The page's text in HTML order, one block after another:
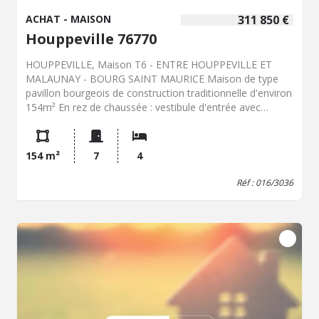
311 850 €
ACHAT - MAISON
Houppeville 76770
HOUPPEVILLE, Maison T6 - ENTRE HOUPPEVILLE ET
MALAUNAY - BOURG SAINT MAURICE Maison de type
pavillon bourgeois de construction traditionnelle d'environ
154m² En rez de chaussée : vestibule d'entrée avec
ouest et accès terrasse avec vue dégagée, cuisine
aménagée avec accès terrasse en expo sud-est, une
chambre, une salle de bains, un wc. Au premier étage : un
grand palier/salon d'étage, trois chambres, une salle de
deux véhicules, un vaste atelier, une cave, un
cellier/buanderie. Très beau jardin paysagé avec une vue
dégagée. Transport scolaire au pied de la maison.
Parcelle de 2955m² DPE F SCP DESBRUERES-CHEVALIER-
HARDY-DUTAULT-DUDONNE-BLAISET Laëtitia HEITZ -
Service Immobilier 02.35.59.25.40/06.32.71.22.81
100, rue de l'église- 76230
154 m² 7 4
Réf : 016/3036